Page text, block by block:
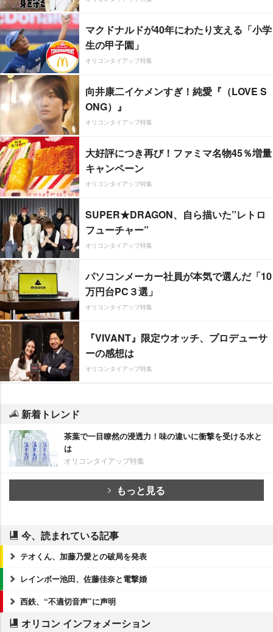
マクドナルドが40年にわたり支える「小学
生の甲子園」
オリコンタイアップ特集
向井康二イケメンすぎ！純愛『（LOVE S
ONG）』
オリコンタイアップ特集
大好評につき再び！ファミマ名物45％増量
キャンペーン
オリコンタイアップ特集
SUPER★DRAGON、自ら描いた”レトロ
フューチャー”
オリコンタイアップ特集
パソコンメーカー社員が本気で選んだ「10
万円台PC３選」
オリコンタイアップ特集
『VIVANT』限定ウオッチ、プロデューサ
ーの感想は
オリコンタイアップ特集
新着トレンド
茶葉で一目瞭然の浸透力！味の違いに衝撃を受ける水と
は
オリコンタイアップ特集
もっと見る
今、読まれている記事
テオくん、加藤乃愛との破局を発表
レインボー池田、佐藤佳奈と電撃婚
西鉄、“不適切音声”に声明
オリコン インフォメーション